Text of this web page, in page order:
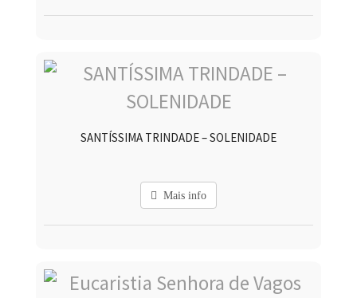
SANTÍSSIMA TRINDADE – SOLENIDADE
Mais info